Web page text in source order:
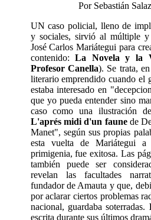
Por Sebastián
UN caso policial, lleno de
y sociales, sirvió al múltiple y
José Carlos Mariátegui para
contenido:La Novela y la
Profesor Canella). Se trata,
literario emprendido cuando el
estaba interesado en
que yo pueda entender sino
caso como una ilustración
L'aprés midi d'un faunede
Manet", según sus propias
esta vuelta de Mariátegui a
primigenia, fue exitosa. Las
también puede ser
revelan las facultades
fundador de Amauta y que,
por aclarar ciertos problemas
nacional, guardaba soterradas.
escrita durante sus últimos